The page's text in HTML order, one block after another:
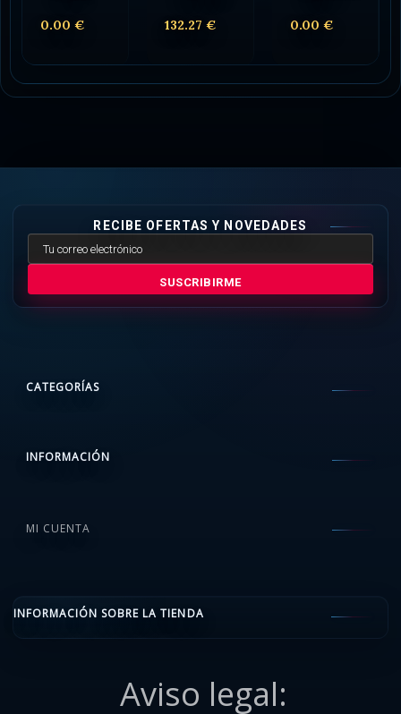
0.00 € 132.27 € 0.00 €
RECIBE OFERTAS Y NOVEDADES
SUSCRIBIRME
CATEGORÍAS
INFORMACIÓN
MI CUENTA
INFORMACIÓN SOBRE LA TIENDA
Aviso legal: